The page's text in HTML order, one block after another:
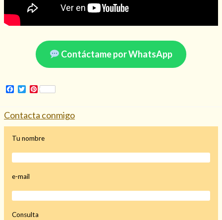
Contáctame por WhatsApp
Facebook
Twitter
Pinterest
Contacta conmigo
Tu nombre
e-mail
Consulta